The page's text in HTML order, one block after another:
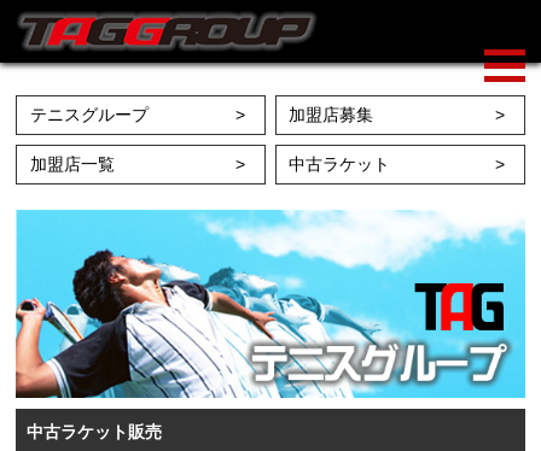
テニスグループ 加盟店募集
加盟店一覧 中古ラケット
中古ラケット販売